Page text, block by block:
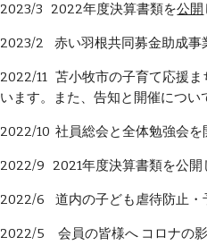
2023/3 2022年度決算書類を公開
2023/2 赤い羽根共同募金助成事
2022/11 苫小牧市の子育て応援
います。また、告知と開催につ
2022/10 社員総会と全体勉強会を
2022/9 2021年度決算書類を公開
2022/6 道内の子ども虐待防止・
2022/5 会員の皆様へ コロナの影